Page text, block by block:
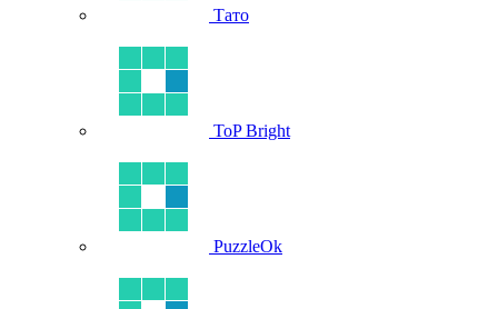
Тато
ToP Bright
PuzzleOk